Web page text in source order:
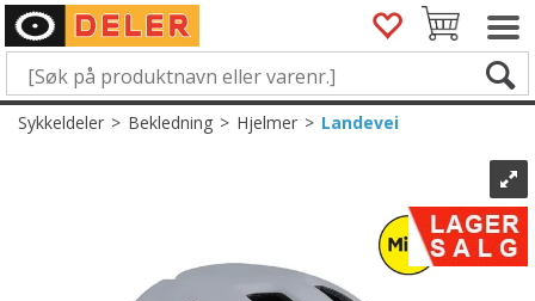
Sykkeldeler>Bekledning>Hjelmer>Landevei